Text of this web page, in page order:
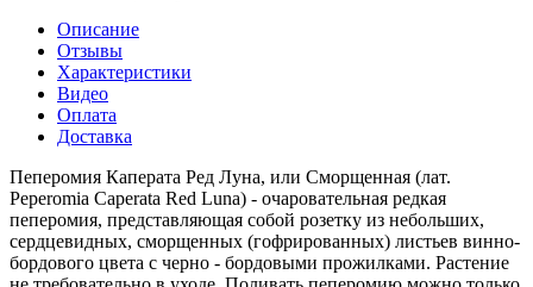
Описание
Отзывы
Характеристики
Видео
Оплата
Доставка
Пеперомия Каперата Ред Луна, или Сморщенная (лат.
Peperomia Caperata Red Luna) - очаровательная редкая
пеперомия, представляющая собой розетку из небольших,
сердцевидных, сморщенных (гофрированных) листьев винно-
бордового цвета с черно - бордовыми прожилками. Растение